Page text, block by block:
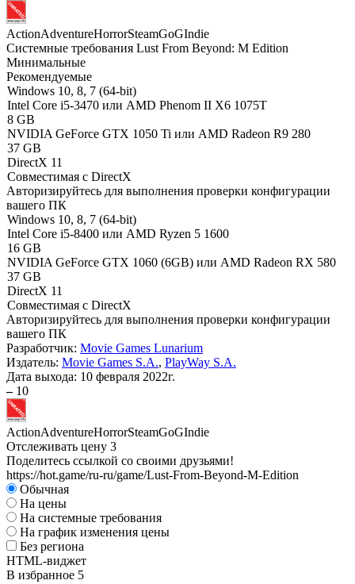
ActionAdventureHorrorSteamGoGIndie
Системные требования Lust From Beyond: M Edition
Минимальные
Рекомендуемые
Windows 10, 8, 7 (64-bit)
Intel Core i5-3470 или AMD Phenom II X6 1075T
8 GB
NVIDIA GeForce GTX 1050 Ti или AMD Radeon R9 280
37 GB
DirectX 11
Совместимая с DirectX
Авторизируйтесь для выполнения проверки конфигурации
вашего ПК
Windows 10, 8, 7 (64-bit)
Intel Core i5-8400 или AMD Ryzen 5 1600
16 GB
NVIDIA GeForce GTX 1060 (6GB) или AMD Radeon RX 580
37 GB
DirectX 11
Совместимая с DirectX
Авторизируйтесь для выполнения проверки конфигурации
вашего ПК
Разработчик: Movie Games Lunarium
Издатель: Movie Games S.A., PlayWay S.A.
Дата выхода: 10 февраля 2022г.
– 10
ActionAdventureHorrorSteamGoGIndie
Отслеживать цену 3
Поделитесь ссылкой со своими друзьями!
https://hot.game/ru-ru/game/Lust-From-Beyond-M-Edition
Обычная
На цены
На системные требования
На график изменения цены
Без региона
HTML-виджет
В избранное 5